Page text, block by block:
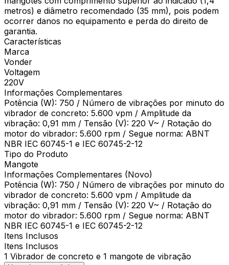
metros) e diâmetro recomendado (35 mm), pois podem
ocorrer danos no equipamento e perda do direito de
garantia.
Características
Marca
Vonder
Voltagem
220V
Informações Complementares
Potência (W): 750 / Número de vibrações por minuto do
vibrador de concreto: 5.600 vpm / Amplitude da
vibração: 0,91 mm / Tensão (V): 220 V~ / Rotação do
motor do vibrador: 5.600 rpm / Segue norma: ABNT
NBR IEC 60745-1 e IEC 60745-2-12
Tipo do Produto
Mangote
Informações Complementares (Novo)
Potência (W): 750 / Número de vibrações por minuto do
vibrador de concreto: 5.600 vpm / Amplitude da
vibração: 0,91 mm / Tensão (V): 220 V~ / Rotação do
motor do vibrador: 5.600 rpm / Segue norma: ABNT
NBR IEC 60745-1 e IEC 60745-2-12
Itens Inclusos
Itens Inclusos
1 Vibrador de concreto e 1 mangote de vibração